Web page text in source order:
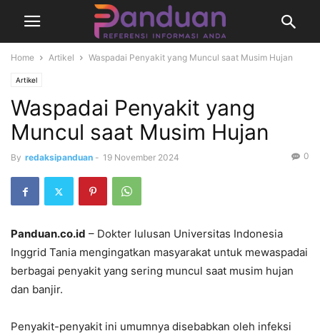
Home Artikel Waspadai Penyakit yang Muncul saat Musim Hujan
Artikel
Waspadai Penyakit yang
Muncul saat Musim Hujan
By redaksipanduan - 19 November 2024 0
Panduan.co.id – Dokter lulusan Universitas Indonesia
Inggrid Tania mengingatkan masyarakat untuk mewaspadai
berbagai penyakit yang sering muncul saat musim hujan
dan banjir.
Penyakit-penyakit ini umumnya disebabkan oleh infeksi